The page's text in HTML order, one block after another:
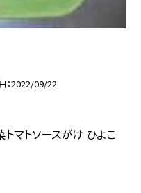
2022/09/22
マトソースがけ ひよこ